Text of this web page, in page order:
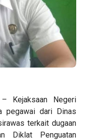
Kejaksaan Negeri
pegawai dari Dinas
terkait dugaan
Diklat Penguatan